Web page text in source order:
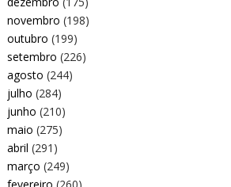
novembro (198)
outubro (199)
setembro (226)
agosto (244)
julho (284)
junho (210)
maio (275)
abril (291)
março (249)